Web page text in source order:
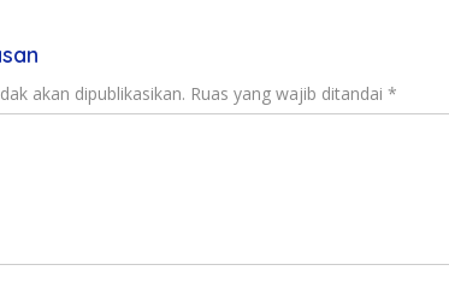
akan dipublikasikan. Ruas yang wajib ditandai *